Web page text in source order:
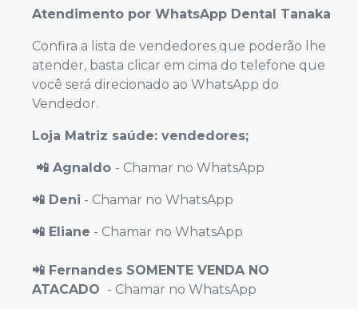
Atendimento por WhatsApp Dental Tanaka
Confira a lista de vendedores que poderão lhe
atender, basta clicar em cima do telefone que
você será direcionado ao WhatsApp do
Vendedor.
Loja Matriz saúde: vendedores;
📲 Agnaldo - Chamar no WhatsApp
📲 Deni - Chamar no WhatsApp
📲 Eliane - Chamar no WhatsApp
📲 Fernandes SOMENTE VENDA NO
ATACADO - Chamar no WhatsApp